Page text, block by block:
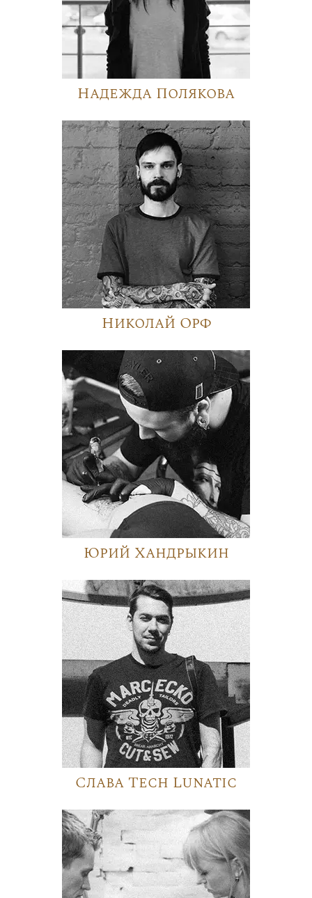
Надежда Полякова
Николай Орф
Юрий Хандрыкин
Слава Tech Lunatic